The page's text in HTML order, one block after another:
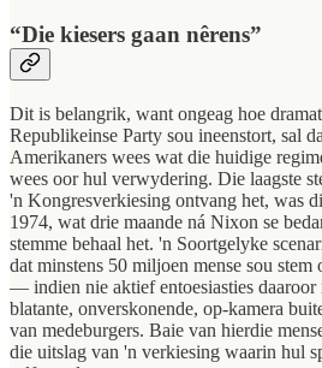
“Die kiesers gaan nêrens”
Dit is belangrik, want ongeag hoe
Republikeinse Party sou ineenstort, sal
Amerikaners wees wat die huidige
wees oor hul verwydering. Die laagste
'n Kongresverkiesing ontvang het, was
1974, wat drie maande ná Nixon se
stemme behaal het. 'n Soortgelyke
dat minstens 50 miljoen mense sou
— indien nie aktief entoesiasties
blatante, onverskonende, op-kamera
van medeburgers. Baie van hierdie
die uitslag van 'n verkiesing waarin hul